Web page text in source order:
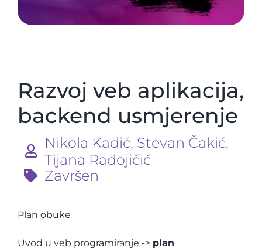
Razvoj veb aplikacija,
backend usmjerenje
Nikola Kadić, Stevan Čakić,
Tijana Radojičić
Završen
Plan obuke
Uvod u veb programiranje -> plan